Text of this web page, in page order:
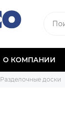
О КОМПАНИИ
Разделочные доски